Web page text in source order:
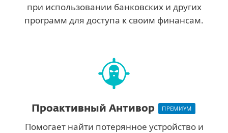
при использовании банковских и других
программ для доступа к своим финансам.
Проактивный Антивор ПРЕМИУМ
Помогает найти потерянное устройство и